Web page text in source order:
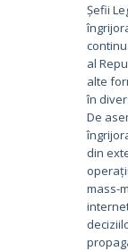
Șefii
al
alte
în
De
din
mass-